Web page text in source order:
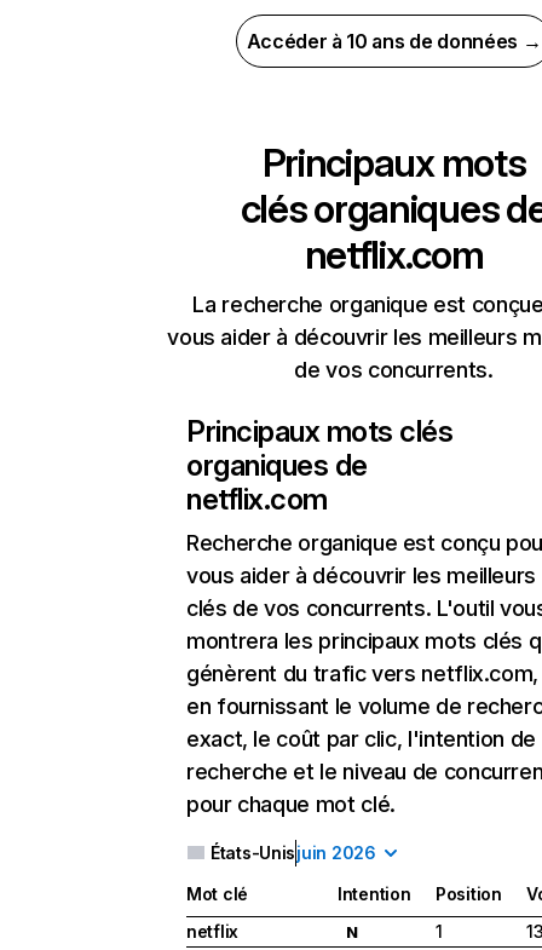
Accéder à 10 ans de données →
Principaux mots
clés organiques
netflix.com
La recherche organique est
vous aider à découvrir les meilleurs
de vos concurrents.
Principaux mots clés
organiques de
netflix.com
Recherche organique est conçu
vous aider à découvrir les
clés de vos concurrents. L'outil
montrera les principaux mots clés
génèrent du trafic vers
en fournissant le volume de
exact, le coût par clic, l'intention de
recherche et le niveau de
pour chaque mot clé.
États-Unisjuin 2026
Mot clé Intention Position
netflix
N 1